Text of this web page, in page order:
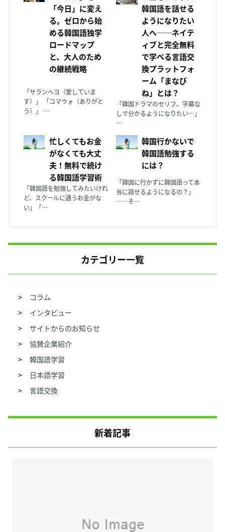
カテゴリー一覧
コラム
インタビュー
サイトからのお知らせ
協賛企業紹介
韓国語学習
日本語学習
言語交換
「今日」に変え
る。ゼロから始
める韓国語独学
ロードマップ
と、大人のため
の継続戦略
「サランヘヨ（愛していま
す）」 「コマウォ（ありがと
う）」 …
韓国語を話せる
ようになりたい
人へ──ネイテ
ィブと完全無料
で学べる言語交
換プラットフォ
ーム「まなび
ね」とは？
「韓国ドラマのセリフ、字幕な
しで分かるようになりたい…」
…
忙しくてもお金
がなくても大丈
夫！無料で続け
る韓国語学習術
「韓国語を勉強してみたいけれ
ど、スクールに通うお金がな
い」「…
韓国行かないで
韓国語勉強する
には？
「韓国に行かずに韓国語って本
当に話せるようになるの？」
──そ…
新着記事